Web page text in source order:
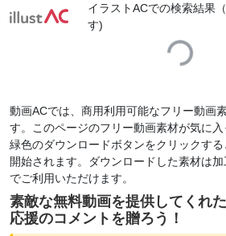
イラストACでの検索結果
す)
Loading...
動画ACでは、商用利用可能なフリー動画
す。このページのフリー動画素材が気に入
緑色のダウンロードボタンをクリックす
開始されます。ダウンロードした素材は
でご利用いただけます。
素敵な無料動画を提供してくれた
応援のコメントを贈ろう！